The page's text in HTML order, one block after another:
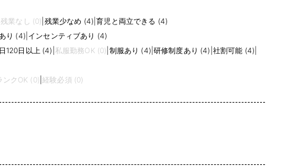
|残業なし (0) 残業少なめ (4) |育児と両立できる (4)
り (4) インセンティブあり (4)
120日以上 (4) 私服勤務OK (0) 制服あり (4) 研修制度あり (4) 社割可能 (4)
ンクOK (0) |経験必須 (0)